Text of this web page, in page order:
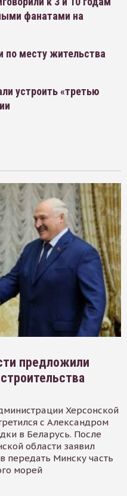
фанатами на
по месту жительства
устроить «третью
предложили
Херсонской
с Александром
в Беларусь. После
области заявил
передать Минску часть
морей